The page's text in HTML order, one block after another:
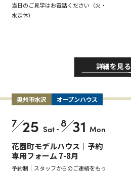
当日のご見学はお電話ください（火・
水定休）
詳細を見る
奥州市水沢 オープンハウス
7 25 Sat- 8 31 Mon
花園町モデルハウス｜予約
専用フォーム 7-8月
予約制｜スタッフからのご連絡をもっ